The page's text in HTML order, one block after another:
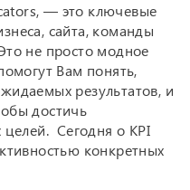
— это ключевые
сайта, команды
не просто модное
Вам понять,
результатов, и
достичь
целей. Сегодня о KPI
конкретных